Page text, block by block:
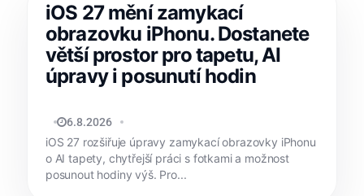
iOS 27 mění zamykací
obrazovku iPhonu. Dostanete
větší prostor pro tapetu, AI
úpravy i posunutí hodin
MATYÁŠ KOZÁK
6.8.2026
iOS 27 rozšiřuje úpravy zamykací obrazovky iPhonu
o AI tapety, chytřejší práci s fotkami a možnost
posunout hodiny výš. Pro...